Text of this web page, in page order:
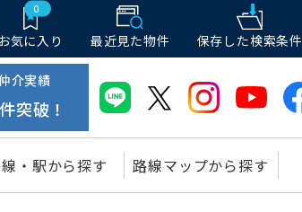
0
気に入り 最近見た物件 保存した検索条件
介実績
件突破！
・駅から探す 路線マップから探す